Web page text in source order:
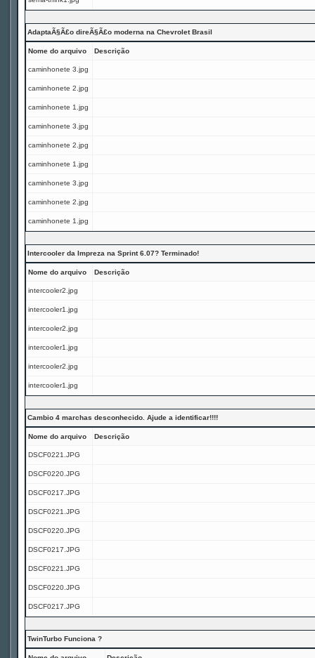
AdaptaÃ§Ã£o direÃ§Ã£o moderna na Chevrolet Brasil
Nome do arquivo Descrição
caminhonete 3.jpg
caminhonete 2.jpg
caminhonete 1.jpg
caminhonete 3.jpg
caminhonete 2.jpg
caminhonete 1.jpg
caminhonete 3.jpg
caminhonete 2.jpg
caminhonete 1.jpg
Intercooler da Impreza na Sprint 6.07? Terminado!
Nome do arquivo Descrição
intercooler2.jpg
intercooler1.jpg
intercooler2.jpg
intercooler1.jpg
intercooler2.jpg
intercooler1.jpg
Cambio 4 marchas desconhecido. Ajude a identificar!!!!
Nome do arquivo Descrição
DSCF0221.JPG
DSCF0220.JPG
DSCF0217.JPG
DSCF0221.JPG
DSCF0220.JPG
DSCF0217.JPG
DSCF0221.JPG
DSCF0220.JPG
DSCF0217.JPG
TwinTurbo Funciona ?